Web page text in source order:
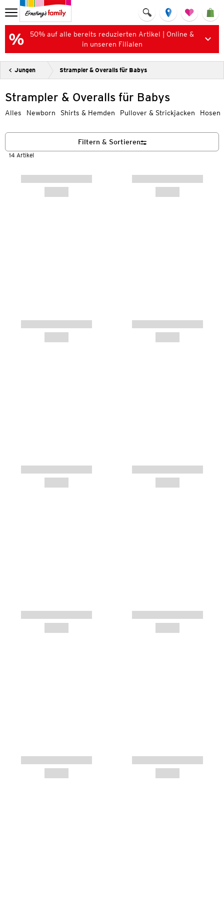
50% auf alle bereits reduzierten Artikel | Online &
in unseren Filialen
Jungen Strampler & Overalls für Babys
Strampler & Overalls für Babys
Alles Newborn Shirts & Hemden Pullover & Strickjacken Hosen
14 Artikel
Filtern & Sortieren